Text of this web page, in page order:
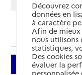
Filtrer
Découvrez
données en
à caractère
Afin de mieux
nous utilisons
statistiques,
Des cookies
évaluer la